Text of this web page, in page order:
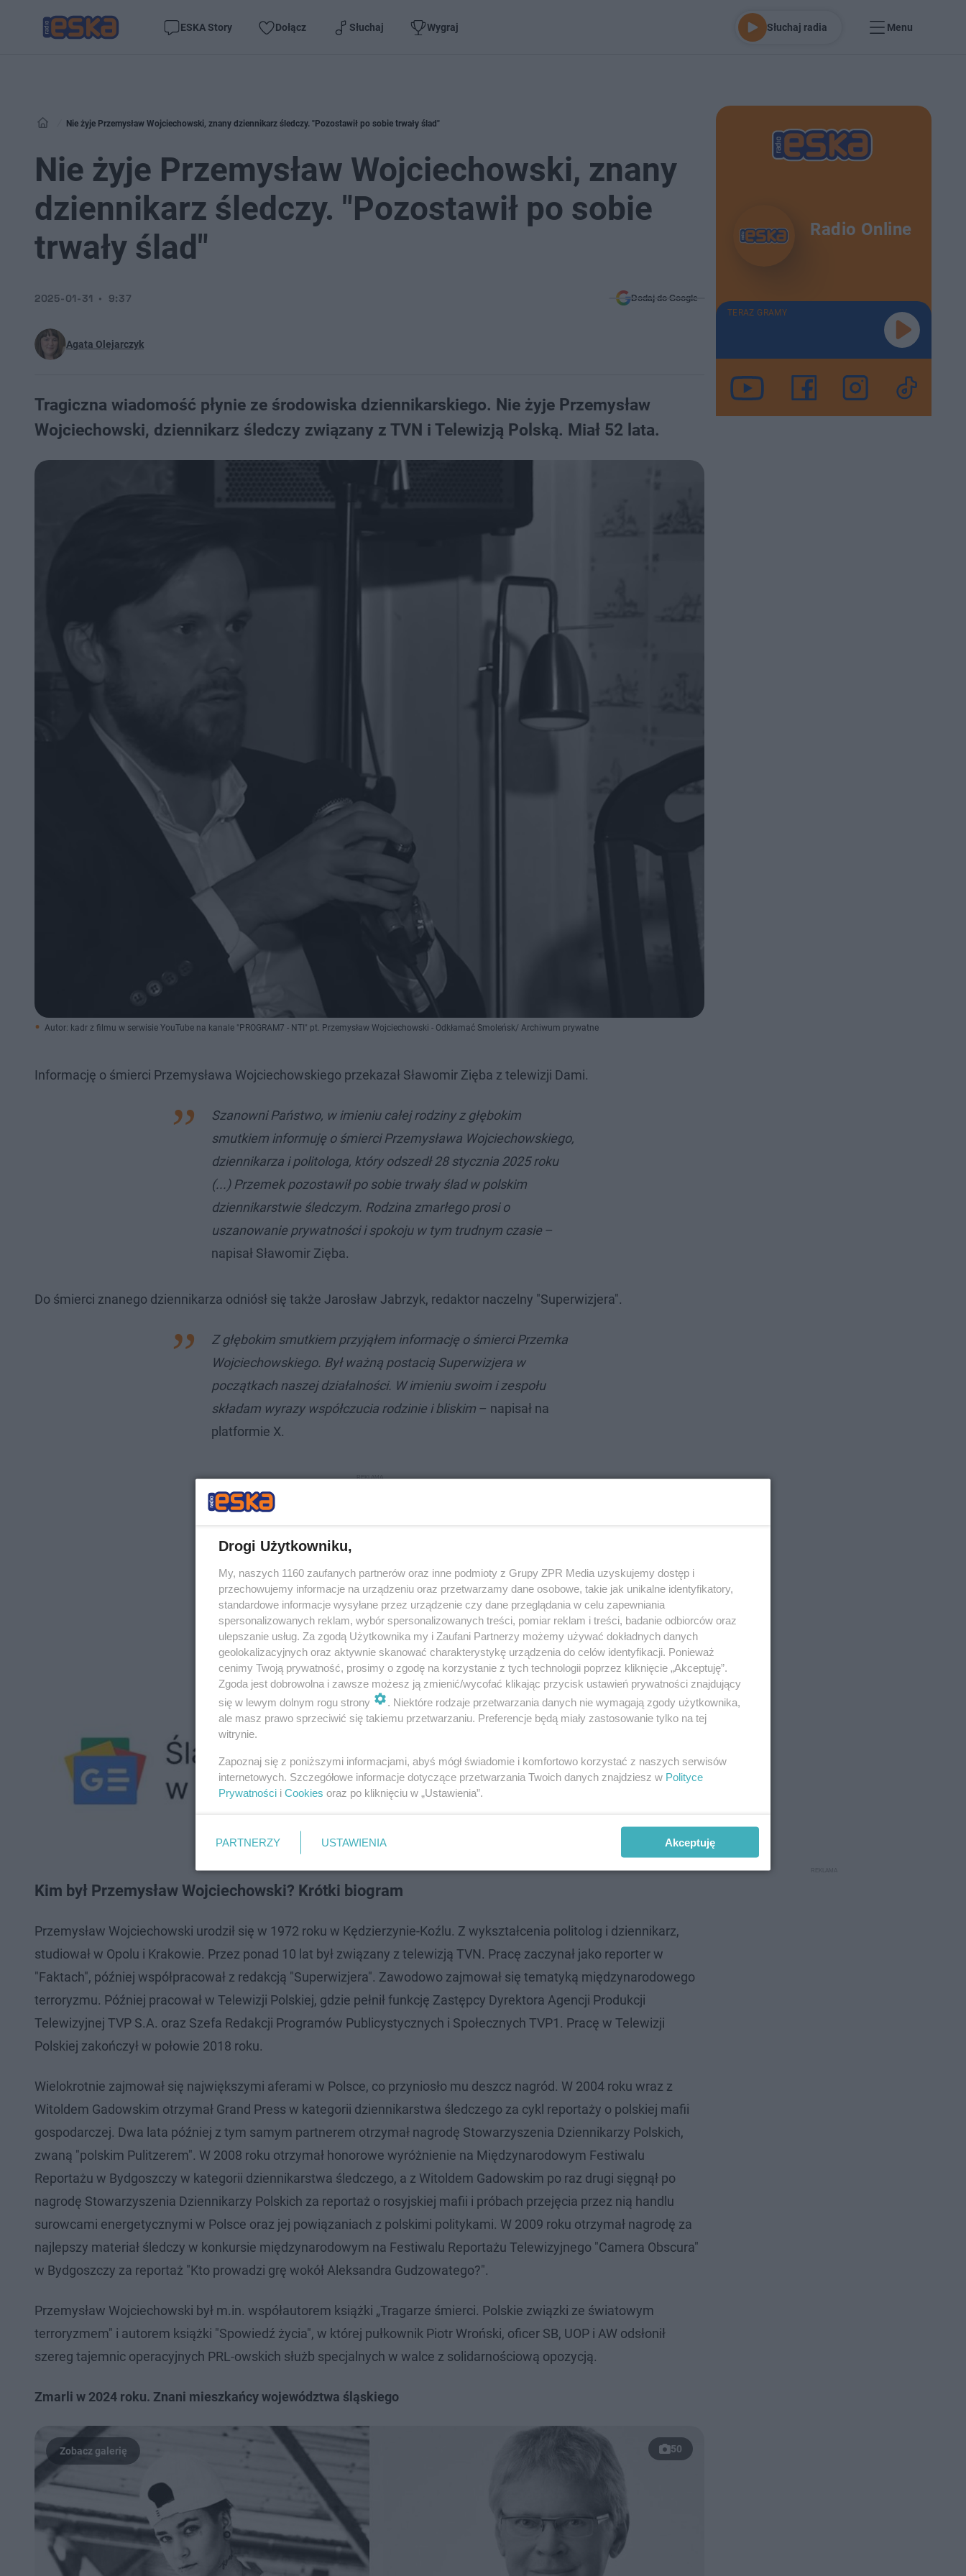
ESKA Story Dołącz Słuchaj Wygraj Słuchaj radia Menu
Nie żyje Przemysław Wojciechowski, znany dziennikarz śledczy. "Pozostawił po sobie trwały ślad"
Nie żyje Przemysław Wojciechowski, znany
dziennikarz śledczy. "Pozostawił po sobie
trwały ślad"
Agata Olejarczyk
2025-01-31 9:37 Dodaj do Google
Tragiczna wiadomość płynie ze środowiska dziennikarskiego. Nie żyje Przemysław
Wojciechowski, dziennikarz śledczy związany z TVN i Telewizją Polską. Miał 52 lata.
Autor: kadr z filmu w serwisie YouTube na kanale "PROGRAM7 - NTI" pt. Przemysław Wojciechowski - Odkłamać Smoleńsk/ Archiwum prywatne
Informację o śmierci Przemysława Wojciechowskiego przekazał Sławomir Zięba z telewizji Dami.
Szanowni Państwo, w imieniu całej rodziny z głębokim
smutkiem informuję o śmierci Przemysława Wojciechowskiego,
dziennikarza i politologa, który odszedł 28 stycznia 2025 roku
(...) Przemek pozostawił po sobie trwały ślad w polskim
dziennikarstwie śledczym. Rodzina zmarłego prosi o
uszanowanie prywatności i spokoju w tym trudnym czasie –
napisał Sławomir Zięba.
Do śmierci znanego dziennikarza odniósł się także Jarosław Jabrzyk, redaktor naczelny "Superwizjera".
Z głębokim smutkiem przyjąłem informację o śmierci Przemka
Wojciechowskiego. Był ważną postacią Superwizjera w
początkach naszej działalności. W imieniu swoim i zespołu
składam wyrazy współczucia rodzinie i bliskim – napisał na
platformie X.
Kim był Przemysław Wojciechowski? Krótki biogram
Przemysław Wojciechowski urodził się w 1972 roku w Kędzierzynie-Koźlu. Z wykształcenia politolog i dziennikarz,
studiował w Opolu i Krakowie. Przez ponad 10 lat był związany z telewizją TVN. Pracę zaczynał jako reporter w
"Faktach", później współpracował z redakcją "Superwizjera". Zawodowo zajmował się tematyką międzynarodowego
terroryzmu. Później pracował w Telewizji Polskiej, gdzie pełnił funkcję Zastępcy Dyrektora Agencji Produkcji
Telewizyjnej TVP S.A. oraz Szefa Redakcji Programów Publicystycznych i Społecznych TVP1. Pracę w Telewizji
Polskiej zakończył w połowie 2018 roku.
Wielokrotnie zajmował się największymi aferami w Polsce, co przyniosło mu deszcz nagród. W 2004 roku wraz z
Witoldem Gadowskim otrzymał Grand Press w kategorii dziennikarstwa śledczego za cykl reportaży o polskiej mafii
gospodarczej. Dwa lata później z tym samym partnerem otrzymał nagrodę Stowarzyszenia Dziennikarzy Polskich,
zwaną "polskim Pulitzerem". W 2008 roku otrzymał honorowe wyróżnienie na Międzynarodowym Festiwalu
Reportażu w Bydgoszczy w kategorii dziennikarstwa śledczego, a z Witoldem Gadowskim po raz drugi sięgnął po
nagrodę Stowarzyszenia Dziennikarzy Polskich za reportaż o rosyjskiej mafii i próbach przejęcia przez nią handlu
surowcami energetycznymi w Polsce oraz jej powiązaniach z polskimi politykami. W 2009 roku otrzymał nagrodę za
najlepszy materiał śledczy w konkursie międzynarodowym na Festiwalu Reportażu Telewizyjnego "Camera Obscura"
w Bydgoszczy za reportaż "Kto prowadzi grę wokół Aleksandra Gudzowatego?".
Przemysław Wojciechowski był m.in. współautorem książki „Tragarze śmierci. Polskie związki ze światowym
terroryzmem" i autorem książki "Spowiedź życia", w której pułkownik Piotr Wroński, oficer SB, UOP i AW odsłonił
szereg tajemnic operacyjnych PRL-owskich służb specjalnych w walce z solidarnościową opozycją.
Zmarli w 2024 roku. Znani mieszkańcy województwa śląskiego
50
Radio Online
TERAZ GRAMY
Drogi Użytkowniku,
My, naszych 1160 zaufanych partnerów oraz inne podmioty z Grupy ZPR Media uzyskujemy dostęp i
przechowujemy informacje na urządzeniu oraz przetwarzamy dane osobowe, takie jak unikalne identyfikatory,
standardowe informacje wysyłane przez urządzenie czy dane przeglądania w celu zapewniania
spersonalizowanych reklam, wybór spersonalizowanych treści, pomiar reklam i treści, badanie odbiorców oraz
ulepszanie usług. Za zgodą Użytkownika my i Zaufani Partnerzy możemy używać dokładnych danych
geolokalizacyjnych oraz aktywnie skanować charakterystykę urządzenia do celów identyfikacji. Ponieważ
cenimy Twoją prywatność, prosimy o zgodę na korzystanie z tych technologii poprzez kliknięcie „Akceptuję”.
Zgoda jest dobrowolna i zawsze możesz ją zmienić/wycofać klikając przycisk ustawień prywatności znajdujący
się w lewym dolnym rogu strony
. Niektóre rodzaje przetwarzania danych nie wymagają zgody użytkownika,
ale masz prawo sprzeciwić się takiemu przetwarzaniu. Preferencje będą miały zastosowanie tylko na tej
witrynie.
Zapoznaj się z poniższymi informacjami, abyś mógł świadomie i komfortowo korzystać z naszych serwisów
internetowych. Szczegółowe informacje dotyczące przetwarzania Twoich danych znajdziesz w Polityce
Prywatności i Cookies oraz po kliknięciu w „Ustawienia”.
PARTNERZY USTAWIENIA Akceptuję